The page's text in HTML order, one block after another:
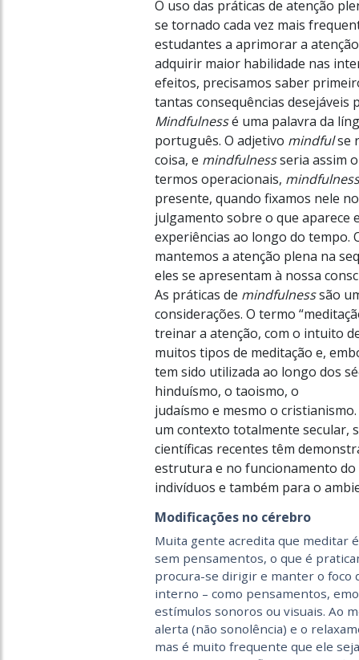
O uso das práticas de atenção
se tornado cada vez mais
estudantes a aprimorar a
adquirir maior habilidade nas
efeitos, precisamos saber
tantas consequências desejáveis
Mindfulnessé uma palavra da
português. O adjetivo mindfulse
coisa, e mindfulnessseria assim
termos operacionais, mindfulness
presente, quando fixamos nele
julgamento sobre o que aparece
experiências ao longo do tempo.
mantemos a atenção plena na
eles se apresentam à nossa
As práticas de mindfulnesssão
considerações. O termo
treinar a atenção, com o intuito
muitos tipos de meditação e,
tem sido utilizada ao longo dos
hinduísmo, o taoismo, o
judaísmo e mesmo o
um contexto totalmente secular,
científicas recentes têm
estrutura e no funcionamento
indivíduos e também para o
Modificações no cérebro
Muita gente acredita que meditar
sem pensamentos, o que é
procura-se dirigir e manter o foco
interno – como pensamentos,
estímulos sonoros ou visuais. Ao
alerta (não sonolência) e o
mas é muito frequente que ele